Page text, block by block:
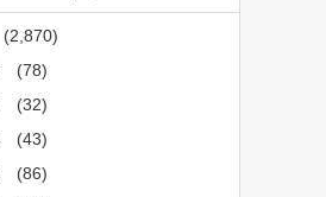
(2,870)
(78)
(32)
(43)
(86)